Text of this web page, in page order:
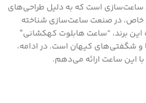
ساعت‌سازی است که به دلیل طراحی‌های
خاص، در صنعت ساعت‌سازی شناخته
برند، “ساعت هابلوت کهکشانی”
و شگفتی‌های کیهان است. در ادامه،
با این ساعت ارائه می‌دهم.